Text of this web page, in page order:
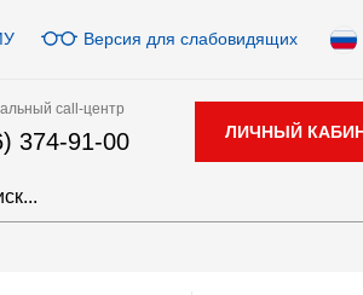
Версия для слабовидящих
call-центр
374-91-00 ЛИЧНЫЙ